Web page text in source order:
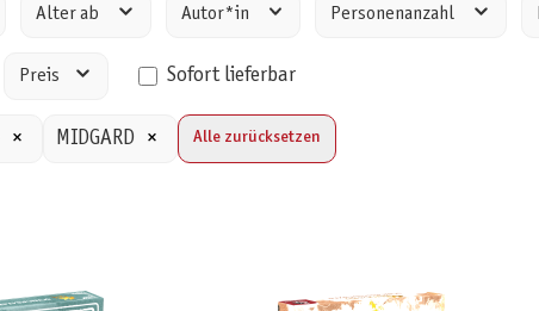
Alter ab Autor*in Personenanzahl
Preis Sofort lieferbar
× MIDGARD × Alle zurücksetzen